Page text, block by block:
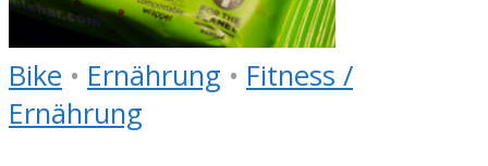
Bike • Ernährung • Fitness /
Ernährung